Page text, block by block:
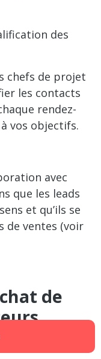
des
chefs de projet
les contacts
rendez-
vos objectifs.
avec
que les leads
et qu’ils se
ventes (voir
de